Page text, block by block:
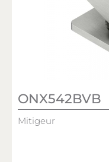
ONX542BVB
Mitigeur